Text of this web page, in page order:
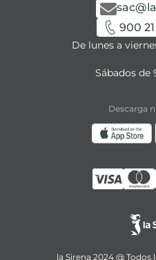
900
De lunes a
Sábados de
Descarga
la Sirena 2024 @